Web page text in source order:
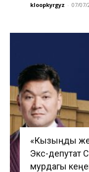
kloopkyrgyz - 07/07/
«Кызыңды
Экс-депутат
мурдагы